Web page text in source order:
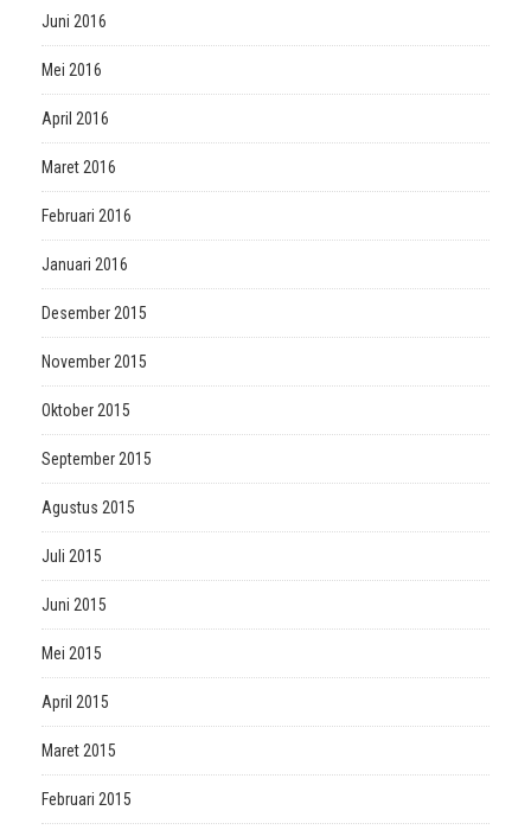
Juni 2016
Mei 2016
April 2016
Maret 2016
Februari 2016
Januari 2016
Desember 2015
November 2015
Oktober 2015
September 2015
Agustus 2015
Juli 2015
Juni 2015
Mei 2015
April 2015
Maret 2015
Februari 2015